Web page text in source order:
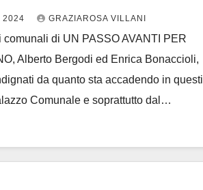
2024 GRAZIAROSA VILLANI
comunali di UN PASSO AVANTI PER
Alberto Bergodi ed Enrica Bonaccioli,
da quanto sta accadendo in questi
Comunale e soprattutto dal…